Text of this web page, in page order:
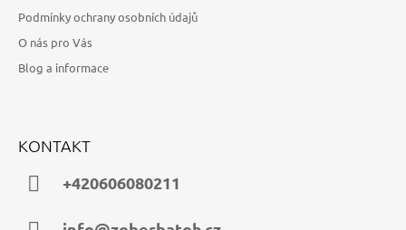
Podmínky ochrany osobních údajů
O nás pro Vás
Blog a informace
KONTAKT
+420606080211